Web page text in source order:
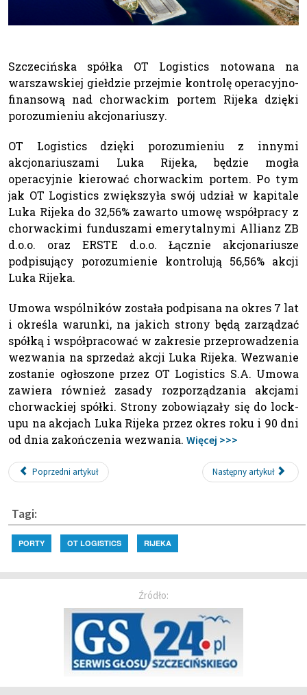
Szczecińska spółka OT Logistics notowana na
warszawskiej giełdzie przejmie kontrolę operacyjno-
finansową nad chorwackim portem Rijeka dzięki
porozumieniu akcjonariuszy.
OT Logistics dzięki porozumieniu z innymi
akcjonariuszami Luka Rijeka, będzie mogła
operacyjnie kierować chorwackim portem. Po tym
jak OT Logistics zwiększyła swój udział w kapitale
Luka Rijeka do 32,56% zawarto umowę współpracy z
chorwackimi funduszami emerytalnymi Allianz ZB
d.o.o. oraz ERSTE d.o.o. Łącznie akcjonariusze
podpisujący porozumienie kontrolują 56,56% akcji
Luka Rijeka.
Umowa wspólników została podpisana na okres 7 lat
i określa warunki, na jakich strony będą zarządzać
spółką i współpracować w zakresie przeprowadzenia
wezwania na sprzedaż akcji Luka Rijeka. Wezwanie
zostanie ogłoszone przez OT Logistics S.A. Umowa
zawiera również zasady rozporządzania akcjami
chorwackiej spółki. Strony zobowiązały się do lock-
upu na akcjach Luka Rijeka przez okres roku i 90 dni
od dnia zakończenia wezwania. Więcej >>>
Poprzedni artykuł Następny artykuł
Tagi:
PORTY OT LOGISTICS RIJEKA
Źródło: